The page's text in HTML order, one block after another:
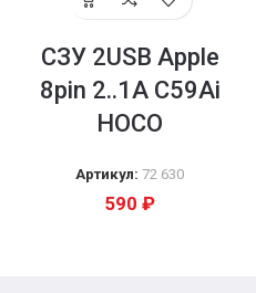
СЗУ 2USB Apple
8pin 2..1A C59Ai
HOCO
Артикул: 72 630
590 ₽